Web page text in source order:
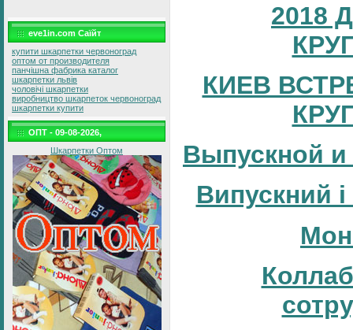
eve1in.com Саїйт
купити шкарпетки червоноград
оптом от производителя
панчішна фабрика каталог
шкарпетки львів
чоловічі шкарпетки
виробництво шкарпеток червоноград
шкарпетки купити
ОПТ - 09-08-2026,
Шкарпетки Оптом
2018
КИЕВ
Выпускной и
Випускний